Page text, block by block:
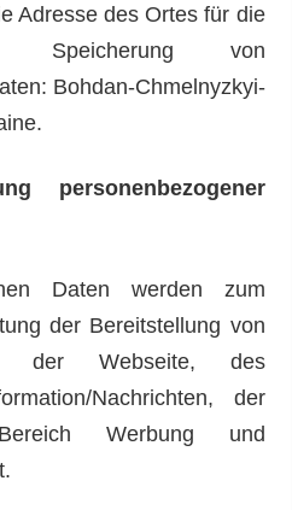
Adresse des Ortes für die
Speicherung von
Bohdan-Chmelnyzkyi-
personenbezogener
Daten werden zum
der Bereitstellung von
der Webseite, des
Nachrichten, der
Werbung und